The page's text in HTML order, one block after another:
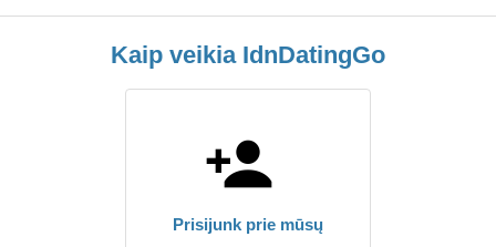
Kaip veikia IdnDatingGo
Prisijunk prie mūsų